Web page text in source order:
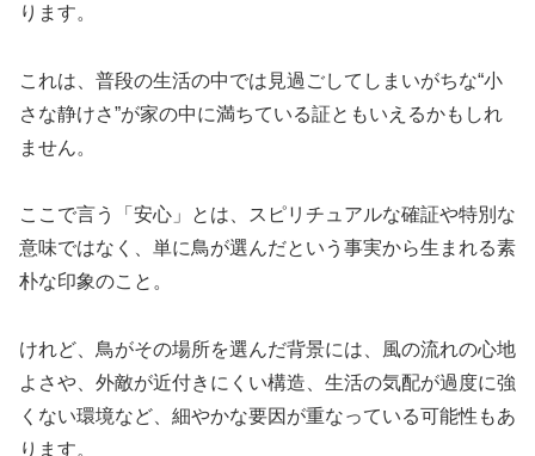
ります。
これは、普段の生活の中では見過ごしてしまいがちな“小
さな静けさ”が家の中に満ちている証ともいえるかもしれ
ません。
ここで言う「安心」とは、スピリチュアルな確証や特別な
意味ではなく、単に鳥が選んだという事実から生まれる素
朴な印象のこと。
けれど、鳥がその場所を選んだ背景には、風の流れの心地
よさや、外敵が近付きにくい構造、生活の気配が過度に強
くない環境など、細やかな要因が重なっている可能性もあ
ります。